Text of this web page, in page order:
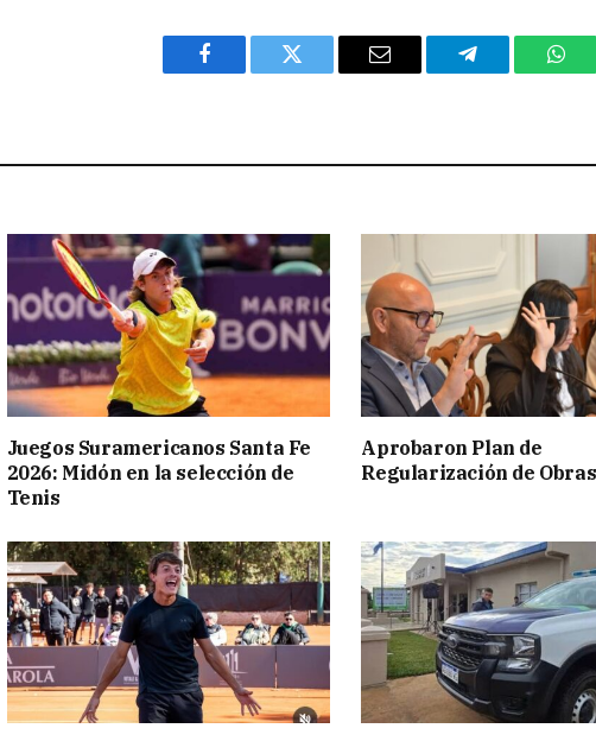
Facebook Twitter Email Telegram
Juegos Suramericanos Santa Fe
2026: Midón en la selección de
Tenis
Aprobaron Plan de
Regularización de Obras